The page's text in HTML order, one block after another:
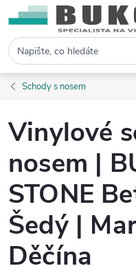
Hledat
Schody s nosem
Vinylové
nosem |
STONE
Šedý |
Děčína